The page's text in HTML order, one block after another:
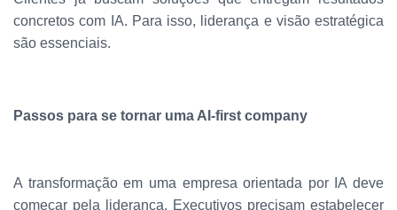
concretos com IA. Para isso, liderança e visão estratégica
são essenciais.
Passos para se tornar uma AI-first company
A transformação em uma empresa orientada por IA deve
começar pela liderança. Executivos precisam estabelecer